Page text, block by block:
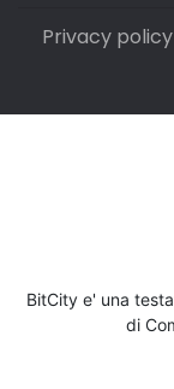
Privacy policy
BitCity e' una
di